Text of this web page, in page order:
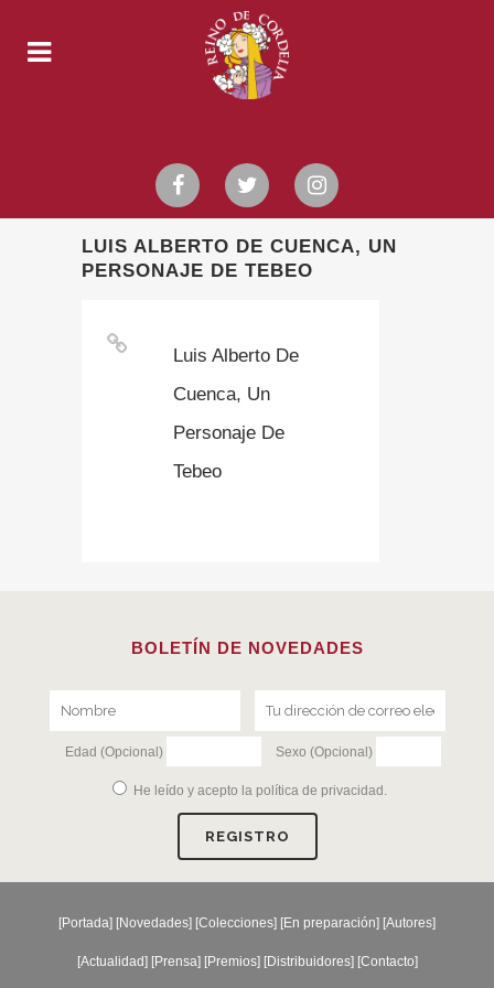
LUIS ALBERTO DE CUENCA, UN
PERSONAJE DE TEBEO
Luis Alberto De
Cuenca, Un
Personaje De
Tebeo
BOLETÍN DE NOVEDADES
Edad (Opcional) Sexo (Opcional)
He leído y acepto la política de privacidad .
[Portada] [Novedades] [Colecciones] [En preparación] [Autores]
[Actualidad] [Prensa] [Premios] [Distribuidores] [Contacto]